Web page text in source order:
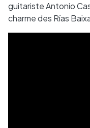
guitariste Antonio
charme des Rías